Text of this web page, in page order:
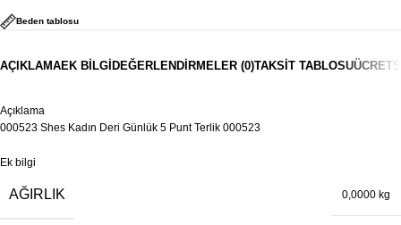
Beden tablosu
AÇIKLAMAEK BILGI DEĞERLENDIRMELER (0)TAKSIT TABLOSU
Açıklama
000523 Shes Kadın Deri Günlük 5 Punt Terlik 000523
Ek bilgi
AĞIRLIK 0,0000 kg